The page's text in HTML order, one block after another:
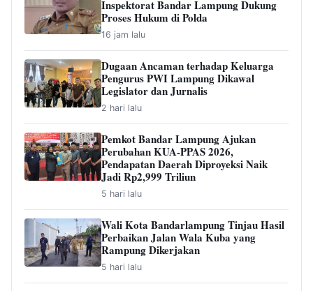
Inspektorat Bandar Lampung Dukung
Proses Hukum di Polda
16 jam lalu
Dugaan Ancaman terhadap Keluarga
Pengurus PWI Lampung Dikawal
Legislator dan Jurnalis
2 hari lalu
Pemkot Bandar Lampung Ajukan
Perubahan KUA-PPAS 2026,
Pendapatan Daerah Diproyeksi Naik
Jadi Rp2,999 Triliun
5 hari lalu
Wali Kota Bandarlampung Tinjau Hasil
Perbaikan Jalan Wala Kuba yang
Rampung Dikerjakan
5 hari lalu